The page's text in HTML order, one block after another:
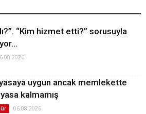
“Kim hizmet etti?” sorusuyla
uygun ancak memlekette
kalmamış
06.08.2026